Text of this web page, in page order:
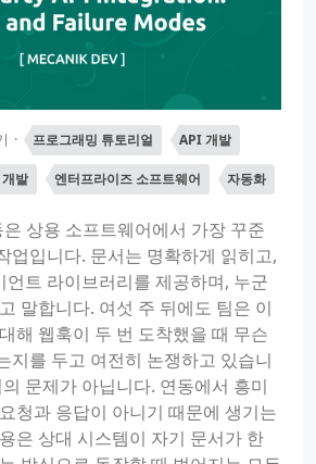
프로그래밍 튜토리얼 API 개발
발 엔터프라이즈 소프트웨어 자동화
상용 소프트웨어에서 가장 꾸준
업입니다. 문서는 명확하게 읽히고,
언트 라이브러리를 제공하며, 누군
말합니다. 여섯 주 뒤에도 팀은 이
해 웹훅이 두 번 도착했을 때 무슨
지를 두고 여전히 논쟁하고 있습니
문제가 아닙니다. 연동에서 흥미
청과 응답이 아니기 때문에 생기는
은 상대 시스템이 자기 문서가 한